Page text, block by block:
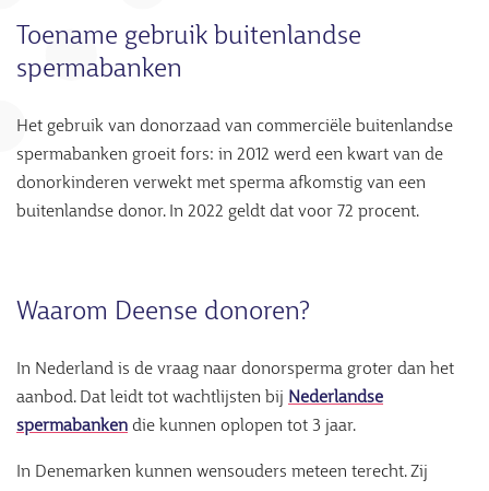
Toename gebruik buitenlandse
spermabanken
Het gebruik van donorzaad van commerciële buitenlandse
spermabanken groeit fors: in 2012 werd een kwart van de
donorkinderen verwekt met sperma afkomstig van een
buitenlandse donor. In 2022 geldt dat voor 72 procent.
Waarom Deense donoren?
In Nederland is de vraag naar donorsperma groter dan het
aanbod. Dat leidt tot wachtlijsten bij Nederlandse
spermabanken die kunnen oplopen tot 3 jaar.
In Denemarken kunnen wensouders meteen terecht. Zij